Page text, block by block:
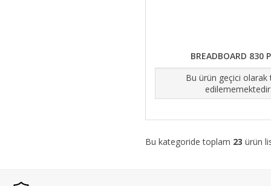
BREADBOARD 830
Bu ürün geçici olarak
Bu kategoride toplam 23 ürün